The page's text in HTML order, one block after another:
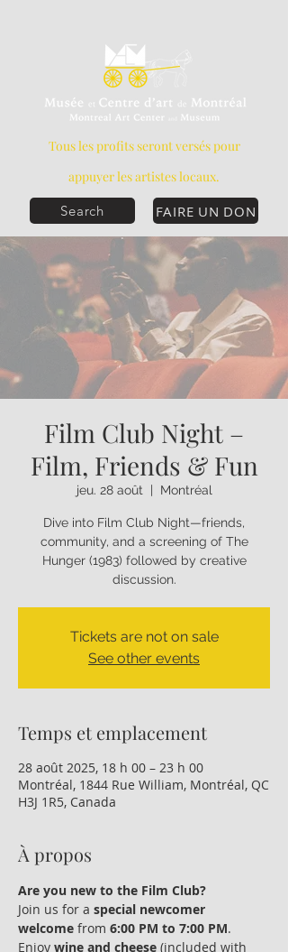
FAIRE UN DON
Tous les profits seront versés pour
appuyer les artistes locaux.
Search
Film Club Night –
Film, Friends & Fun
jeu. 28 août Montréal
Dive into Film Club Night—friends,
community, and a screening of The
Hunger (1983) followed by creative
discussion.
Tickets are not on sale
See other events
Temps et emplacement
28 août 2025, 18 h 00 – 23 h 00
Montréal, 1844 Rue William, Montréal, QC
H3J 1R5, Canada
À propos
Are you new to the Film Club?
Join us for a special newcomer
welcome from 6:00 PM to 7:00 PM.
Enjoy wine and cheese (included with